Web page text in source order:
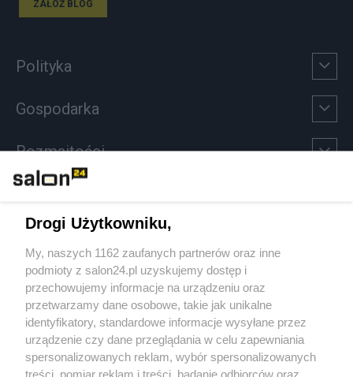
ZAŁÓŻ BLOG
Polityka
Gospodarka
Rozmaitości
Sport
Społeczeństwo
Kultura
Drogi Użytkowniku,
My, naszych 1162 zaufanych partnerów oraz inne
podmioty z salon24.pl uzyskujemy dostęp i
przechowujemy informacje na urządzeniu oraz
przetwarzamy dane osobowe, takie jak unikalne
identyfikatory, standardowe informacje wysyłane przez
urządzenie czy dane przeglądania w celu zapewniania
spersonalizowanych reklam, wybór spersonalizowanych
treści, pomiar reklam i treści, badanie odbiorców oraz